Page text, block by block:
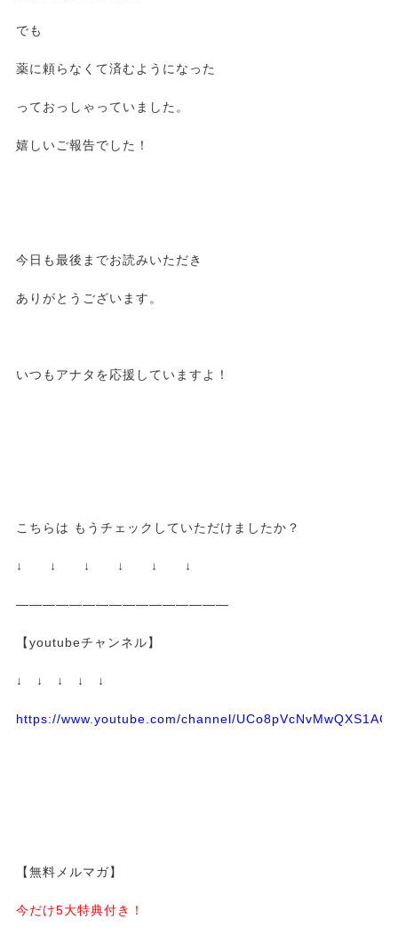
でも
薬に頼らなくて済むようになった
っておっしゃっていました。
嬉しいご報告でした！
今日も最後までお読みいただき
ありがとうございます。
いつもアナタを応援していますよ！
こちらは もうチェックしていただけましたか？
↓ ↓ ↓ ↓ ↓ ↓
————————————————
【youtubeチャンネル】
↓ ↓ ↓ ↓ ↓
https://www.youtube.com/channel/
【無料メルマガ】
今だけ5大特典付き！